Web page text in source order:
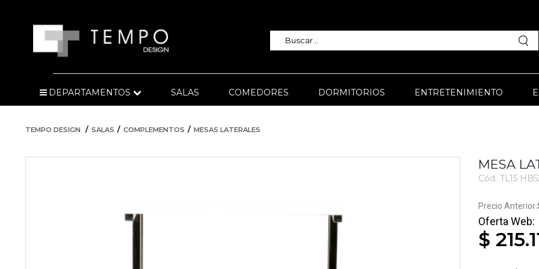
DEPARTAMENTOS SALAS COMEDORES DORMITORIOS ENTRETENIMIENTO
TEMPO DESIGN SALAS COMPLEMENTOS MESAS LATERALES
MESA
Cód: TL15
$